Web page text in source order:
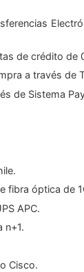
de crédito de
a través de
de Sistema
fibra óptica de
APC.
n+1.
Cisco.